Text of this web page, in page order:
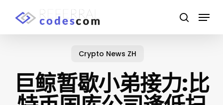
search
Menu
Crypto News ZH
巨鲸暂歇小弟接力:比